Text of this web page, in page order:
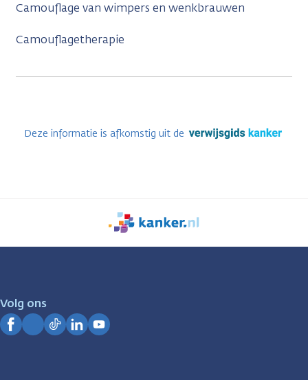
Camouflage van wimpers en wenkbrauwen
Camouflagetherapie
Deze informatie is afkomstig uit de
We
zijn
Volg ons